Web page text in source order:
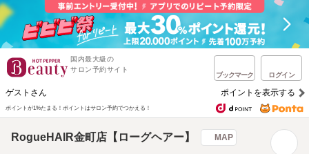
国内最大級の
サロン予約サイト
ブックマーク ログイン
ゲストさん ポイントを表示する
ポイントが1%たまる！ ポイントはサロン予約でつかえる！
RogueHAIR金町店【ローグヘアー】 MAP